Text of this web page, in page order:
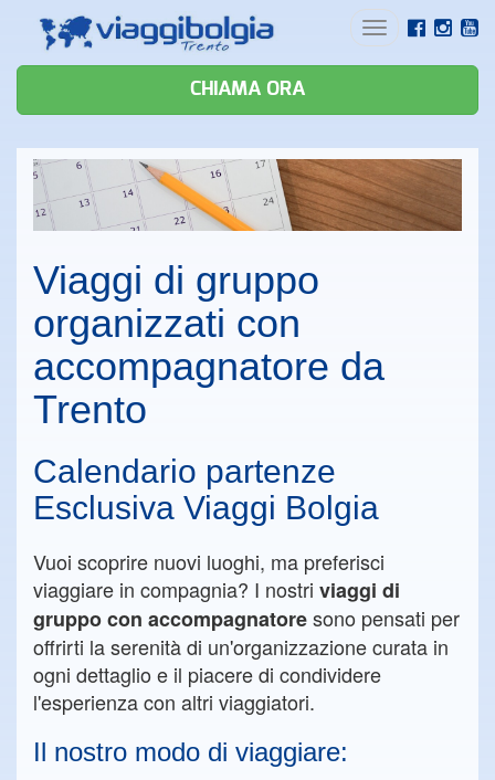
Toggle
CHIAMA ORA
Viaggi di gruppo
organizzati con
accompagnatore da
Trento
Calendario partenze
Esclusiva Viaggi Bolgia
Vuoi scoprire nuovi luoghi, ma preferisci
viaggiare in compagnia? I nostri viaggi di
gruppo con accompagnatoresono pensati per
offrirti la serenità di un'organizzazione curata in
ogni dettaglio e il piacere di condividere
l'esperienza con altri viaggiatori.
Il nostro modo di viaggiare: